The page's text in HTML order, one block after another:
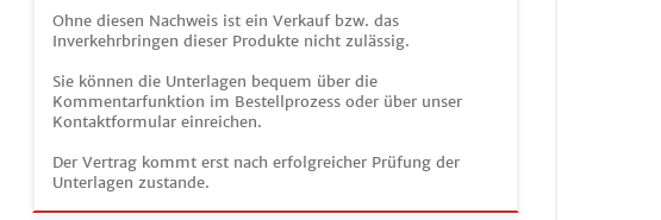
Ohne diesen Nachweis ist ein Verkauf bzw. das
Inverkehrbringen dieser Produkte nicht zulässig.
Sie können die Unterlagen bequem über die
Kommentarfunktion im Bestellprozess oder über unser
Kontaktformular einreichen.
Der Vertrag kommt erst nach erfolgreicher Prüfung der
Unterlagen zustande.